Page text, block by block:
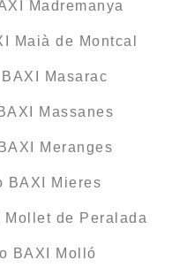
Madremanya
Maià de Montcal
Masarac
Massanes
Meranges
BAXI Mieres
de Peralada
BAXI Molló